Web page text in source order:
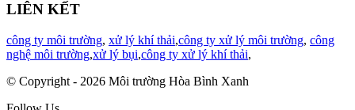
LIÊN KẾT
công ty môi trường, xử lý khí thải,công ty xử lý môi trường, công
nghệ môi trường,xử lý bụi,công ty xử lý khí thải,
© Copyright - 2026 Môi trường Hòa Bình Xanh